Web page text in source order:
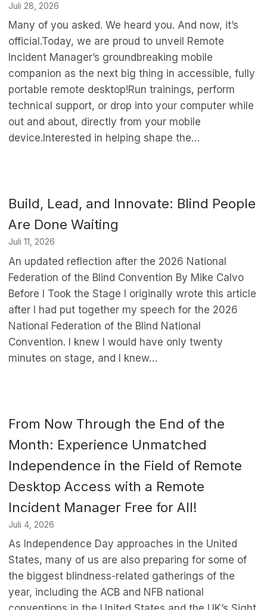
Juli 28, 2026
Many of you asked. We heard you. And now, it’s
official.Today, we are proud to unveil Remote
Incident Manager’s groundbreaking mobile
companion as the next big thing in accessible, fully
portable remote desktop!Run trainings, perform
technical support, or drop into your computer while
out and about, directly from your mobile
device.Interested in helping shape the…
Build, Lead, and Innovate: Blind People
Are Done Waiting
Juli 11, 2026
An updated reflection after the 2026 National
Federation of the Blind Convention By Mike Calvo
Before I Took the Stage I originally wrote this article
after I had put together my speech for the 2026
National Federation of the Blind National
Convention. I knew I would have only twenty
minutes on stage, and I knew…
From Now Through the End of the
Month: Experience Unmatched
Independence in the Field of Remote
Desktop Access with a Remote
Incident Manager Free for All!
Juli 4, 2026
As Independence Day approaches in the United
States, many of us are also preparing for some of
the biggest blindness-related gatherings of the
year, including the ACB and NFB national